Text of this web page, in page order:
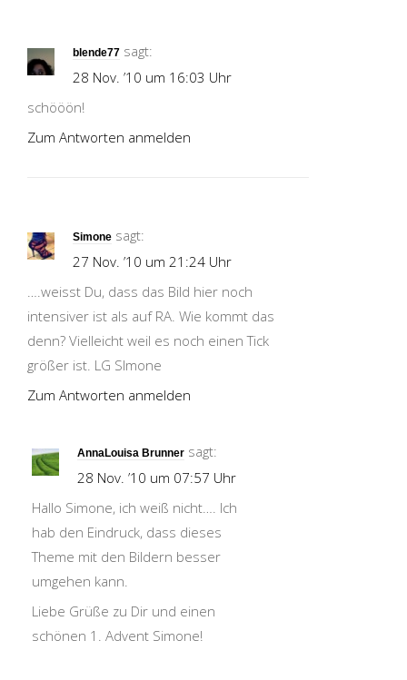
blende77 sagt:
28 Nov. ’10 um 16:03 Uhr
schööön!
Zum Antworten anmelden
Simone sagt:
27 Nov. ’10 um 21:24 Uhr
….weisst Du, dass das Bild hier noch
intensiver ist als auf RA. Wie kommt das
denn? Vielleicht weil es noch einen Tick
größer ist. LG SImone
Zum Antworten anmelden
AnnaLouisa Brunner sagt:
28 Nov. ’10 um 07:57 Uhr
Hallo Simone, ich weiß nicht…. Ich
hab den Eindruck, dass dieses
Theme mit den Bildern besser
umgehen kann.
Liebe Grüße zu Dir und einen
schönen 1. Advent Simone!